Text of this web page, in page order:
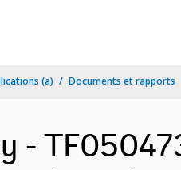
(a) Documents et rapports
-